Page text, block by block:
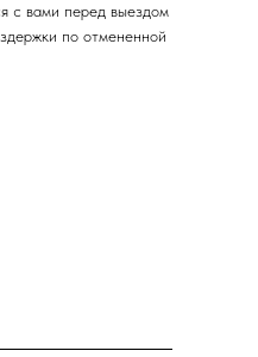
с вами перед выездом
по отмененной